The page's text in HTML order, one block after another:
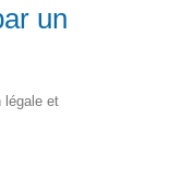
un
légale et